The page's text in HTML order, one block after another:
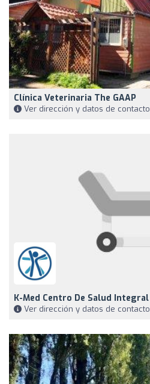
Clínica Veterinaria The GAAP
Ver dirección y datos de contacto
K-Med Centro De Salud Integral
Ver dirección y datos de contacto